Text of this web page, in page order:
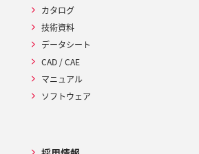
カタログ
技術資料
データシート
CAD / CAE
マニュアル
ソフトウェア